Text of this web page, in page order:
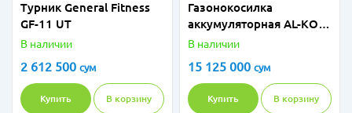
Турник General Fitness
GF-11 UT
В наличии
2 612 500 сум
Купить В корзину
Газонокосилка
аккумуляторная AL-KO
512 LI VS-W Premium
В наличии
15 125 000 сум
Купить В корзину